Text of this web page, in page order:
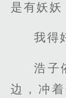
是有妖妖
我得
浩子
边，冲